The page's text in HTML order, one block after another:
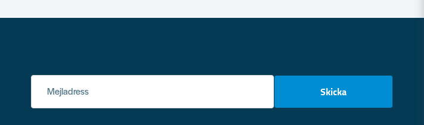
Mejladress Skicka